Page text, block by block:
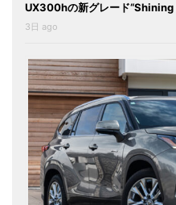
UX300hの新グレード“Shining
3日 ago